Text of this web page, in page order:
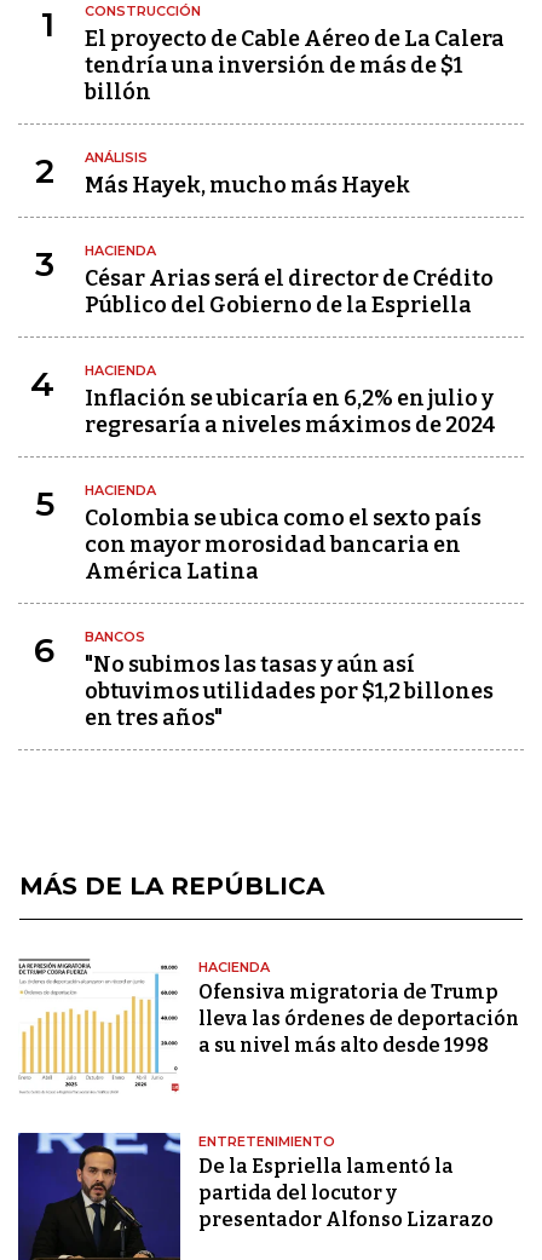
1 CONSTRUCCIÓN
El proyecto de Cable Aéreo de La Calera
tendría una inversión de más de $1
billón
2 ANÁLISIS
Más Hayek, mucho más Hayek
3 HACIENDA
César Arias será el director de Crédito
Público del Gobierno de la Espriella
4 HACIENDA
Inflación se ubicaría en 6,2% en julio y
regresaría a niveles máximos de 2024
5 HACIENDA
Colombia se ubica como el sexto país
con mayor morosidad bancaria en
América Latina
6 BANCOS
"No subimos las tasas y aún así
obtuvimos utilidades por $1,2 billones
en tres años"
MÁS DE LA REPÚBLICA
HACIENDA
Ofensiva migratoria de Trump
lleva las órdenes de deportación
a su nivel más alto desde 1998
ENTRETENIMIENTO
De la Espriella lamentó la
partida del locutor y
presentador Alfonso Lizarazo